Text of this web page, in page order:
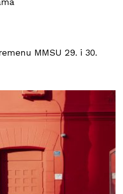
MMSU 29. i 30.